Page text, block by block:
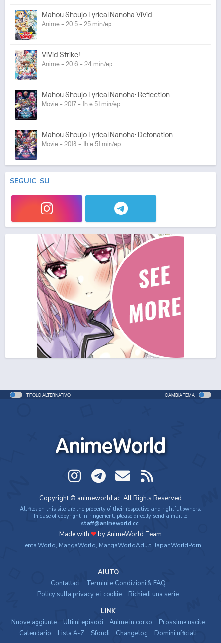
Mahou Shoujo Lyrical Nanoha ViVid
Anime - 2015 - 25 min/ep
ViVid Strike!
Anime - 2016 - 24 min/ep
Mahou Shoujo Lyrical Nanoha: Reflection
Movie - 2017 - 1h e 51 min/ep
Mahou Shoujo Lyrical Nanoha: Detonation
Movie - 2018 - 1h e 51 min/ep
SEGUICI SU
TITOLO ALTERNATIVO CAMBIA TEMA
AnimeWorld
Copyright © animeworld.ac. All Rights Reserved
All files on this site are the property of their respective and rightful owners.
In case of copyright infringement, please directly send a mail to
staff@animeworld.cc.
Made with ❤by AnimeWorld Team
HentaiWorld, MangaWorld, MangaWorldAdult, JapanWorldPorn
AIUTO
Contattaci
Termini e Condizioni & FAQ
Policy sulla privacy e i cookie
Richiedi una serie
LINK
Nuove aggiunte
Ultimi episodi Anime in corso
Prossime uscite
Calendario
Lista A-Z Sfondi Changelog Domini ufficiali